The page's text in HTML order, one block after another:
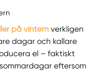
på vintern verkligen
dagar och kallare
el – faktiskt
eftersom